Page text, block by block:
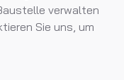
verwalten
Sie uns, um